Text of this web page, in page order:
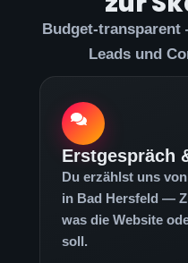
Budget-
Leads und
Erstgespräch
Du erzählst uns
in Bad Hersfeld —
was die Website
soll.